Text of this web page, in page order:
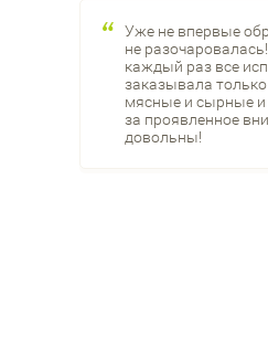
Уже не впервые
не
каждый раз все
заказывала
мясные и сырные и
за проявленное
довольны!